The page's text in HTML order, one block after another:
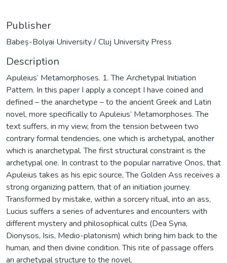
Publisher
Babeș-Bolyai University / Cluj University Press
Description
Apuleius’ Metamorphoses. 1. The Archetypal Initiation
Pattern. In this paper I apply a concept I have coined and
defined – the anarchetype – to the ancient Greek and Latin
novel, more specifically to Apuleius’ Metamorphoses. The
text suffers, in my view, from the tension between two
contrary formal tendencies, one which is archetypal, another
which is anarchetypal. The first structural constraint is the
archetypal one. In contrast to the popular narrative Onos, that
Apuleius takes as his epic source, The Golden Ass receives a
strong organizing pattern, that of an initiation journey.
Transformed by mistake, within a sorcery ritual, into an ass,
Lucius suffers a series of adventures and encounters with
different mystery and philosophical cults (Dea Syria,
Dionysos, Isis, Medio-platonism) which bring him back to the
human, and then divine condition. This rite of passage offers
an archetypal structure to the novel.